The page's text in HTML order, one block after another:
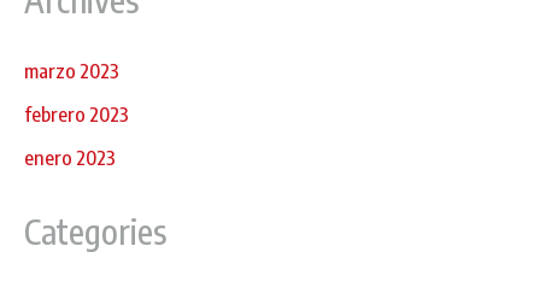
marzo 2023
febrero 2023
enero 2023
Categories